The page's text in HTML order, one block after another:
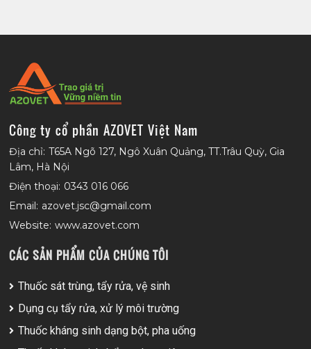
Công ty cổ phần AZOVET Việt Nam
Địa chỉ: T65A Ngõ 127, Ngô Xuân Quảng, TT.Trâu Quỳ, Gia
Lâm, Hà Nội
Điện thoại: 0343 016 066
Email: azovet.jsc@gmail.com
Website: www.azovet.com
CÁC SẢN PHẨM CỦA CHÚNG TÔI
Thuốc sát trùng, tẩy rửa, vệ sinh
Dụng cụ tẩy rửa, xử lý môi trường
Thuốc kháng sinh dạng bột, pha uống